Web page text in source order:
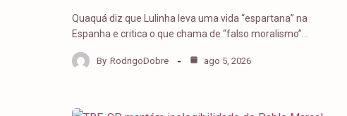
Quaquá diz que Lulinha leva uma vida “espartana” na
Espanha e critica o que chama de “falso moralismo”…
By RodrigoDobre ago 5, 2026